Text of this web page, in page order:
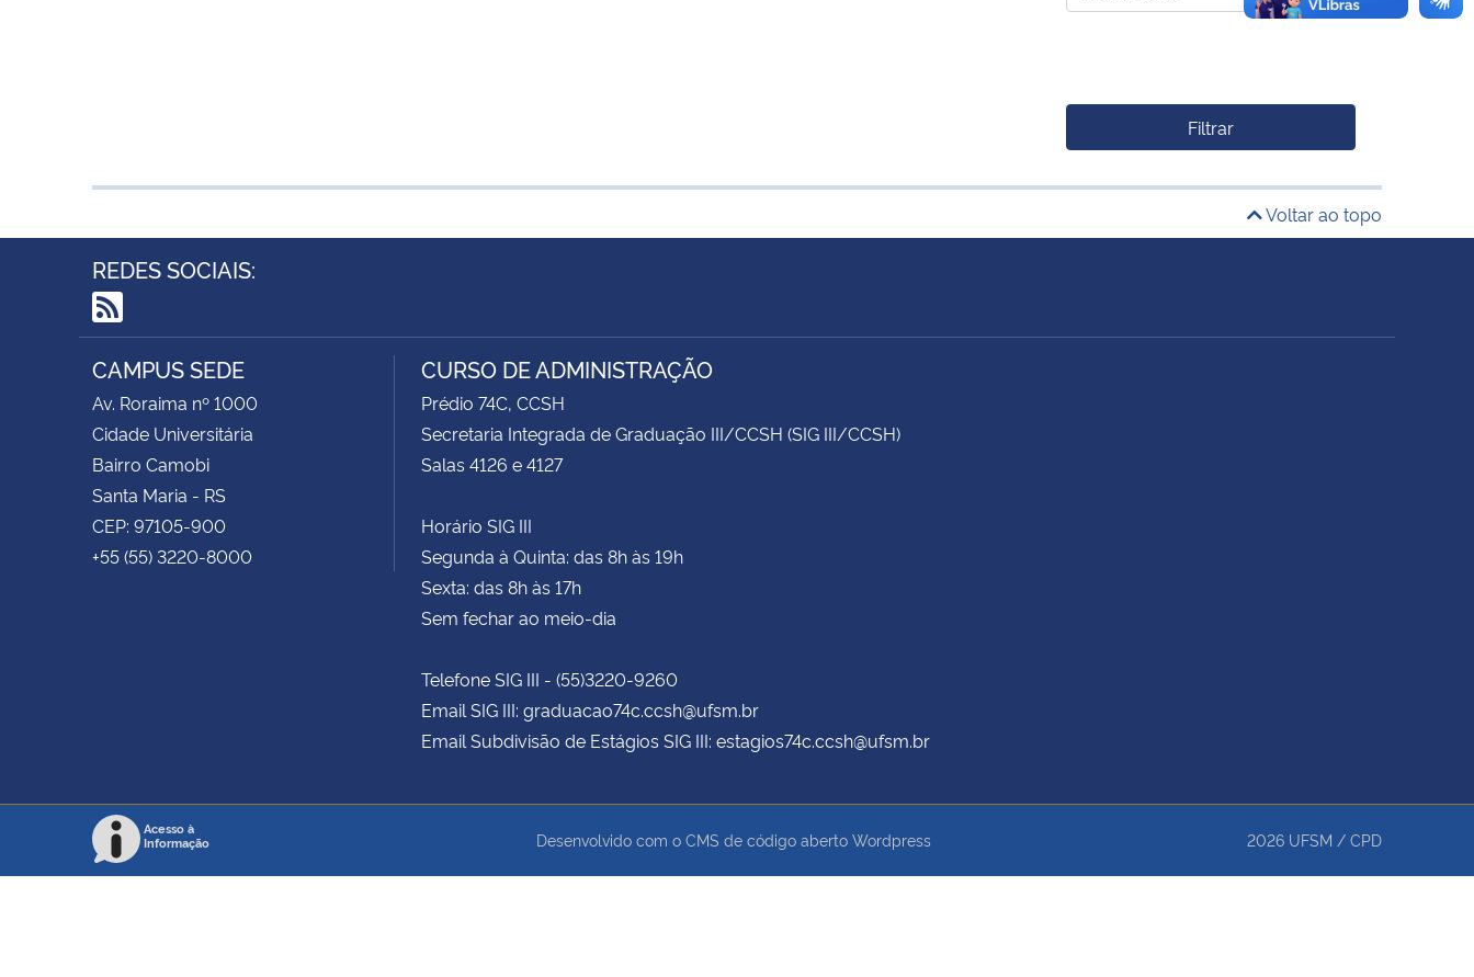
Filtrar
Voltar ao topo
REDES SOCIAIS:
RSS
CAMPUS SEDE
Av. Roraima nº 1000
Cidade Universitária
Bairro Camobi
Santa Maria - RS
CEP: 97105-900
+55 (55) 3220-8000
CURSO DE ADMINISTRAÇÃO
Prédio 74C, CCSH
Secretaria Integrada de Graduação III/CCSH (SIG III/CCSH)
Salas 4126 e 4127
Horário SIG III
Segunda à Quinta: das 8h às 19h
Sexta: das 8h às 17h
Sem fechar ao meio-dia
Telefone SIG III - (55)3220-9260
Email SIG III: graduacao74c.ccsh@ufsm.br
Email Subdivisão de Estágios SIG III: estagios74c.ccsh@ufsm.br
Acesso à
Informação
Desenvolvido com o CMS de código aberto Wordpress 2026 UFSM / CPD